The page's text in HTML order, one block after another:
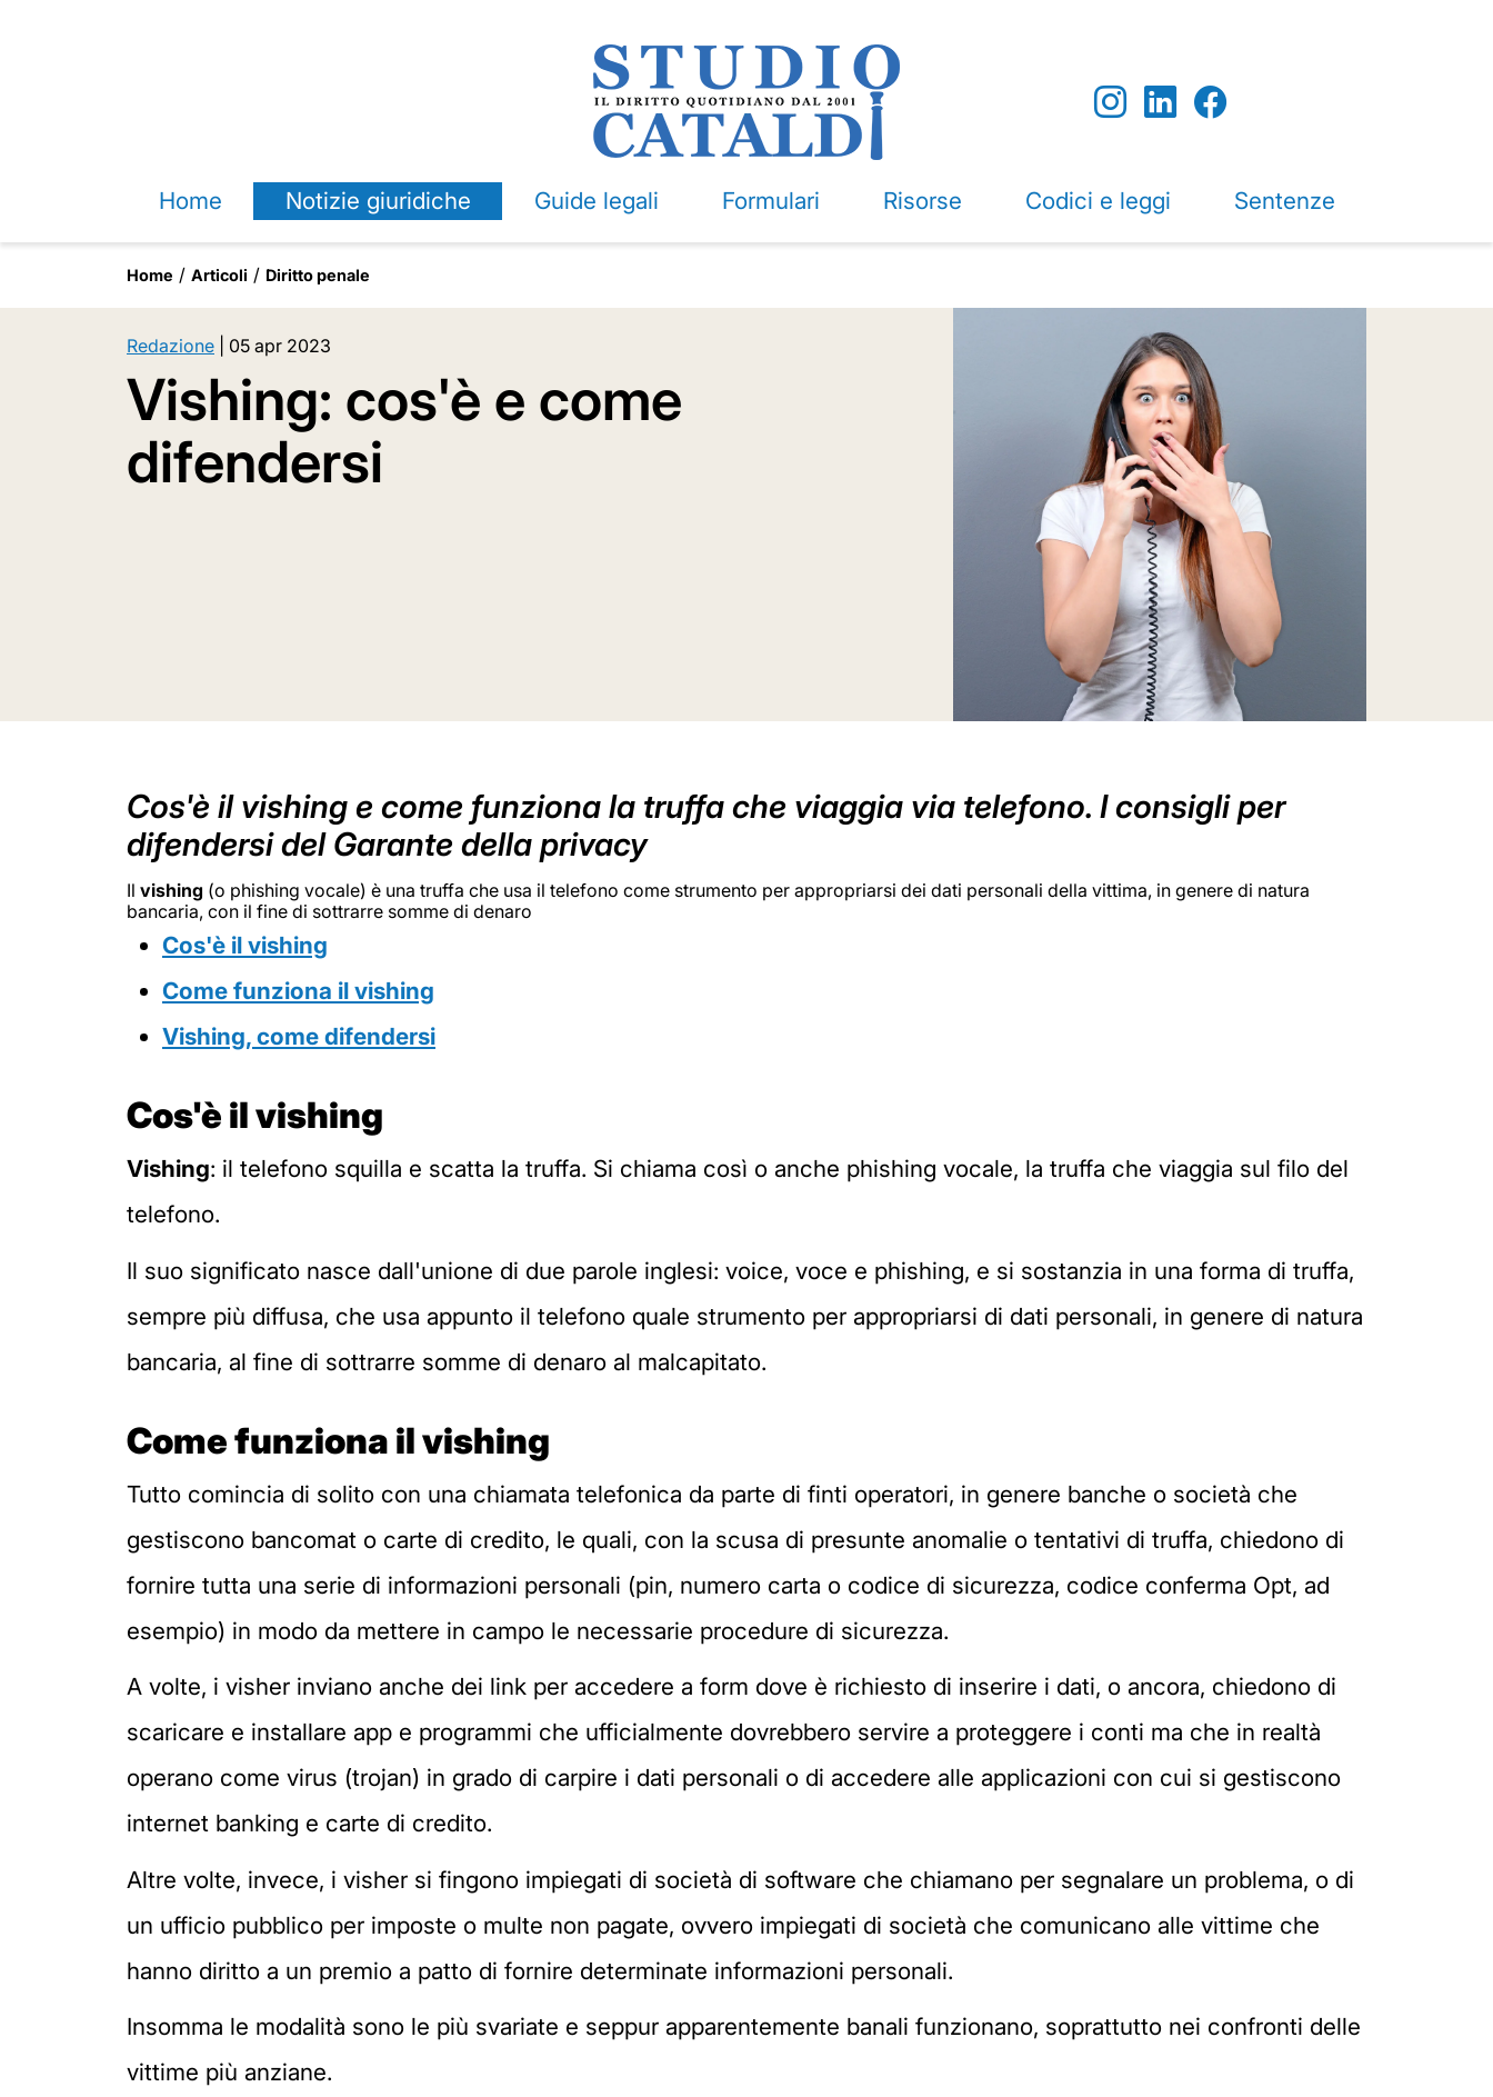
Home Notizie giuridiche Guide legali Formulari Risorse Codici e leggi Sentenze
Home Articoli Diritto penale
Redazione 05 apr 2023
Vishing: cos'è e come
difendersi
Cos'è il vishing e come funziona la truffa che viaggia via telefono. I consigli per
difendersi del Garante della privacy
Il vishing (o phishing vocale) è una truffa che usa il telefono come strumento per appropriarsi dei dati personali della vittima, in genere di natura
bancaria, con il fine di sottrarre somme di denaro
Cos'è il vishing
Come funziona il vishing
Vishing, come difendersi
Cos'è il vishing
Vishing: il telefono squilla e scatta la truffa. Si chiama così o anche phishing vocale, la truffa che viaggia sul filo del
telefono.
Il suo significato nasce dall'unione di due parole inglesi: voice, voce e phishing, e si sostanzia in una forma di truffa,
sempre più diffusa, che usa appunto il telefono quale strumento per appropriarsi di dati personali, in genere di natura
bancaria, al fine di sottrarre somme di denaro al malcapitato.
Come funziona il vishing
Tutto comincia di solito con una chiamata telefonica da parte di finti operatori, in genere banche o società che
gestiscono bancomat o carte di credito, le quali, con la scusa di presunte anomalie o tentativi di truffa, chiedono di
fornire tutta una serie di informazioni personali (pin, numero carta o codice di sicurezza, codice conferma Opt, ad
esempio) in modo da mettere in campo le necessarie procedure di sicurezza.
A volte, i visher inviano anche dei link per accedere a form dove è richiesto di inserire i dati, o ancora, chiedono di
scaricare e installare app e programmi che ufficialmente dovrebbero servire a proteggere i conti ma che in realtà
operano come virus (trojan) in grado di carpire i dati personali o di accedere alle applicazioni con cui si gestiscono
internet banking e carte di credito.
Altre volte, invece, i visher si fingono impiegati di società di software che chiamano per segnalare un problema, o di
un ufficio pubblico per imposte o multe non pagate, ovvero impiegati di società che comunicano alle vittime che
hanno diritto a un premio a patto di fornire determinate informazioni personali.
Insomma le modalità sono le più svariate e seppur apparentemente banali funzionano, soprattutto nei confronti delle
vittime più anziane.